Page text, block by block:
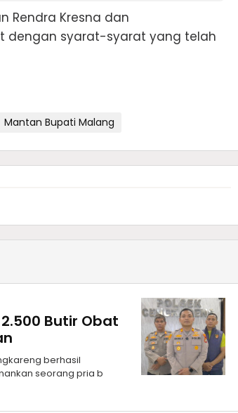
Rendra Kresna dan
dengan syarat-syarat yang telah
Mantan Bupati Malang
Butir Obat
berhasil
seorang pria b